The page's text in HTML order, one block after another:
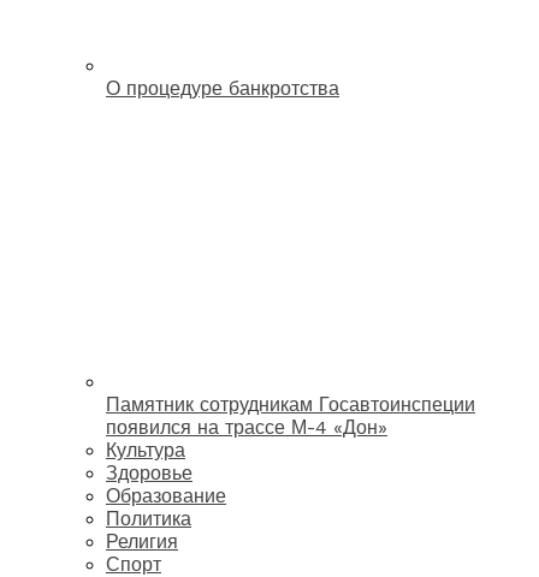
О процедуре банкротства
Памятник сотрудникам Госавтоинспеции
появился на трассе М-4 «Дон»
Культура
Здоровье
Образование
Политика
Религия
Спорт